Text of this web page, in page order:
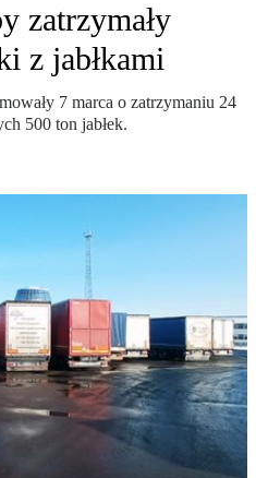
zatrzymały
z jabłkami
7 marca o zatrzymaniu 24
500 ton jabłek.